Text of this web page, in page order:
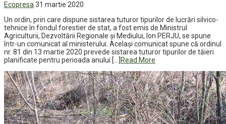
Ecopresa 31 martie 2020
Un ordin, prin care dispune sistarea tuturor tipurilor de lucrări silvico-
tehnice în fondul forestier de stat, a fost emis de Ministrul
Agriculturii, Dezvoltării Regionale și Mediului, Ion PERJU, se spune
într-un comunicat al ministerului. Același comunicat spune că ordinul
nr. 81 din 13 martie 2020 prevede sistarea tuturor tipurilor de tăieri
planificate pentru perioada anului […]
Read More